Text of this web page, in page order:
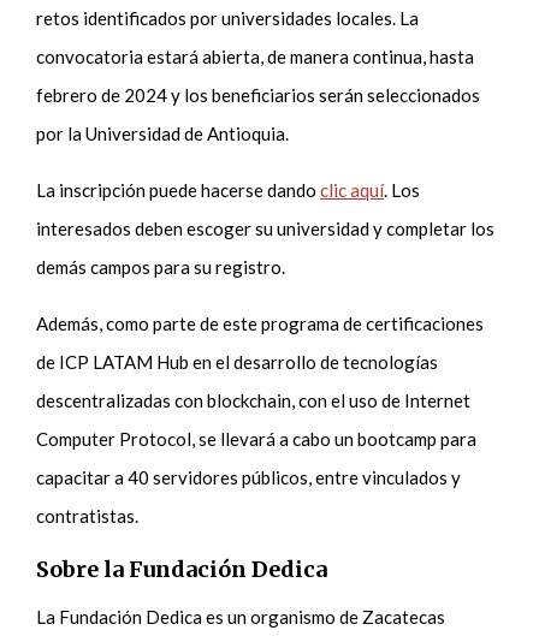
retos identificados por universidades locales. La
convocatoria estará abierta, de manera continua, hasta
febrero de 2024 y los beneficiarios serán seleccionados
por la Universidad de Antioquia.
La inscripción puede hacerse dandoclic aquí. Los
interesados deben escoger su universidad y completar los
demás campos para su registro.
Además, como parte de este programa de certificaciones
de ICP LATAM Hub en el desarrollo de tecnologías
descentralizadas con blockchain, con el uso de Internet
Computer Protocol, se llevará a cabo un bootcamp para
capacitar a 40 servidores públicos, entre vinculados y
contratistas.
Sobre la Fundación Dedica
La Fundación Dedica es un organismo de Zacatecas